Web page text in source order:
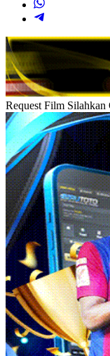
Request Film Silahkan